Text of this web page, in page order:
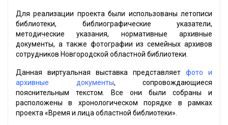
Для реализации проекта были использованы летописи
библиотеки, библиографические указатели,
методические указания, нормативные архивные
документы, а также фотографии из семейных архивов
сотрудников Новгородской областной библиотеки.
Данная виртуальная выставка представляет фото и
архивные документы, сопровождающиеся
пояснительным текстом. Все они были собраны и
расположены в хронологическом порядке в рамках
проекта «Время и лица областной библиотеки».